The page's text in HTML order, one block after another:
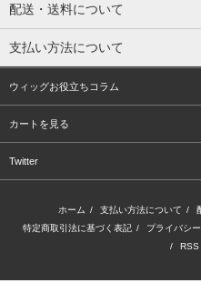
配送・送料について
支払い方法について
ウィッグお役立ちコラム
カートを見る
Twitter
ホーム / 支払い方法について /
特定商取引法に基づく表記 / プライバシ
/
RSS